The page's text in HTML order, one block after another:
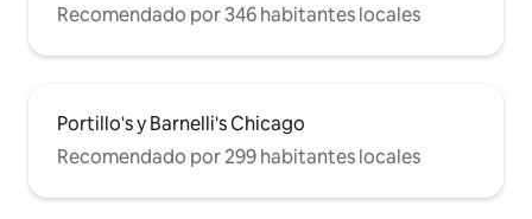
Recomendado por 346 habitantes locales
Portillo's y Barnelli's Chicago
Recomendado por 299 habitantes locales